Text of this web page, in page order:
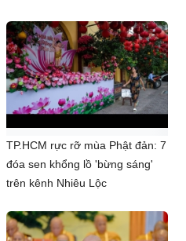
TP.HCM rực rỡ mùa Phật đản: 7
đóa sen khổng lồ 'bừng sáng'
trên kênh Nhiêu Lộc